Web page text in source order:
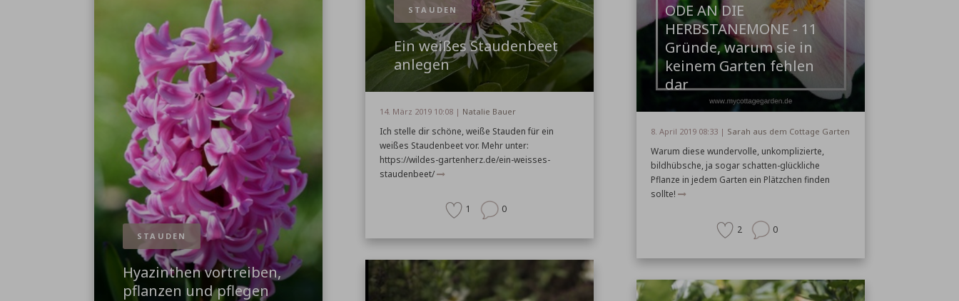
STAUDEN
Hyazinthen vortreiben,
pflanzen und pflegen
STAUDEN
Ein weißes Staudenbeet
anlegen
14. März 2019 10:08 | Natalie Bauer
Ich stelle dir schöne, weiße Stauden für ein
weißes Staudenbeet vor. Mehr unter:
https://wildes-gartenherz.de/ein-weisses-
staudenbeet/
1 0
ODE AN DIE
HERBSTANEMONE - 11
Gründe, warum sie in
keinem Garten fehlen
dar
8. April 2019 08:33 | Sarah aus dem Cottage Garten
Warum diese wundervolle, unkomplizierte,
bildhübsche, ja sogar schatten-glückliche
Pflanze in jedem Garten ein Plätzchen finden
sollte!
2 0